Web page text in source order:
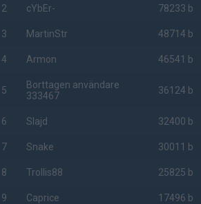
2 cYbEr- 78233 b
3 MartinStr 48714 b
4 Armon 46541 b
5
Borttagen användare
333467
36124 b
6 Slajd 32400 b
7 Snake 30011 b
8 Trollis88 25825 b
9 Caprice 17496 b